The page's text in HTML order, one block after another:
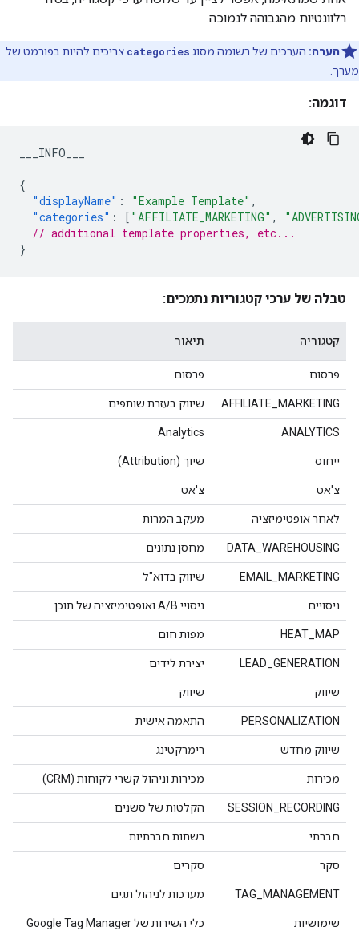
רלוונטיות מהגבוהה לנמוכה.
הערה: הערכים של רשומה מסוג categories צריכים להיות בפורמט של
מערך.
דוגמה:
___INFO___
{
"displayName" : "Example Template" ,
"categories" : [ "AFFILIATE_MARKETING" ,
// additional template properties, etc...
}
טבלה של ערכי קטגוריות נתמכים:
קטגוריה תיאור
פרסום פרסום
AFFILIATE_MARKETING שיווק בעזרת שותפים
ANALYTICS
Analytics
ייחוס שיוך (Attribution)
צ'אט צ'אט
לאחר אופטימיזציה מעקב המרות
DATA_WAREHOUSING מחסן נתונים
EMAIL_MARKETING שיווק בדוא"ל
ניסויים ניסויי A/B ואופטימיזציה של תוכן
HEAT_MAP מפות חום
LEAD_GENERATION יצירת לידים
שיווק שיווק
PERSONALIZATION התאמה אישית
שיווק מחדש רימרקטינג
מכירות מכירות וניהול קשרי לקוחות (CRM)
SESSION_RECORDING הקלטות של סשנים
חברתי רשתות חברתיות
סקר סקרים
TAG_MANAGEMENT מערכות לניהול תגים
שימושיות כלי השירות של Google Tag Manager